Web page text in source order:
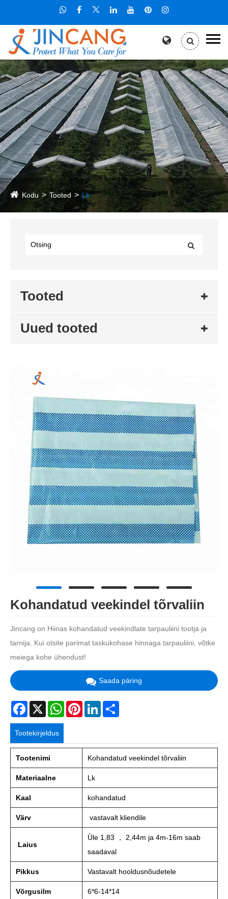
Kodu Tooted Lk
Tooted
Uued tooted
Kohandatud veekindel tõrvaliin
Jincang on Hiinas kohandatud veekindlate tarpauliini tootja ja
tarnija. Kui otsite parimat taskukohase hinnaga tarpauliini, võtke
meiega kohe ühendust!
Saada päring
Facebook
X WhatsAppPinterestLinkedIn
Tootekirjeldus
Tootenimi Kohandatud veekindel tõrvaliin
Materiaalne Lk
Kaal kohandatud
Värv vastavalt kliendile
Laius
Üle 1,83 ， 2,44m ja 4m-16m saab
saadaval
Pikkus Vastavalt hooldusnõudetele
Võrgusilm 6*6-14*14